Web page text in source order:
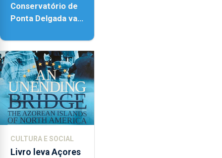
Conservatório de
Ponta Delgada vai
instrumentos
CULTURA E SOCIAL
Livro leva Açores